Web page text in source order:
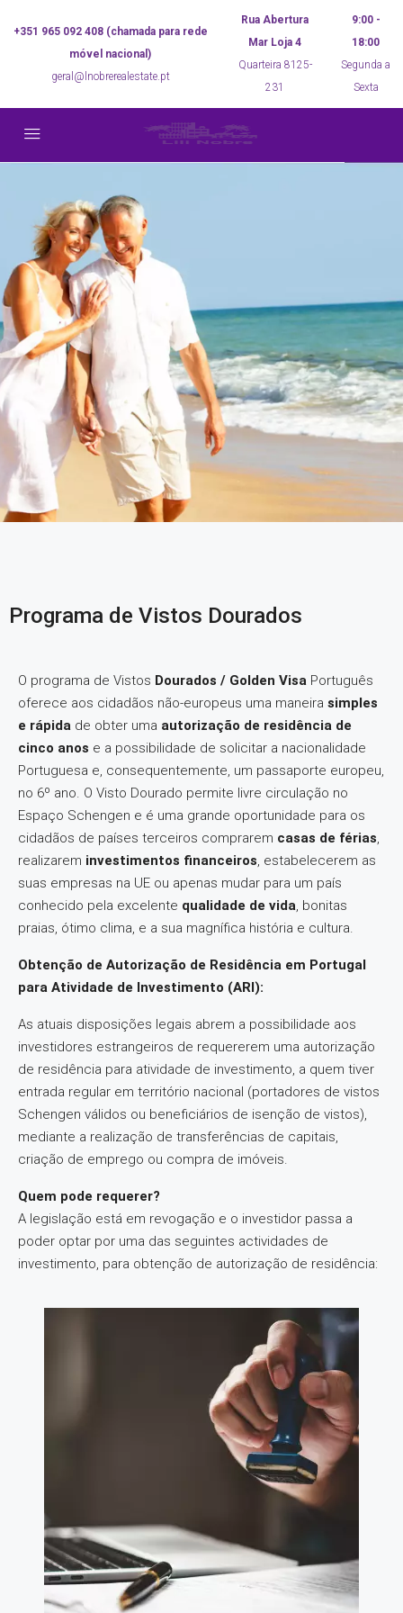
+351 965 092 408 (chamada para rede
móvel nacional)
geral@lnobrerealestate.pt
Rua Abertura
Mar Loja 4
Quarteira 8125-
231
9:00 -
18:00
Segunda a
Sexta
Programa de Vistos Dourados
O programa de Vistos Dourados / Golden Visa Português
oferece aos cidadãos não-europeus uma maneira simples
e rápida de obter uma autorização de residência de
cinco anos e a possibilidade de solicitar a nacionalidade
Portuguesa e, consequentemente, um passaporte europeu,
no 6º ano. O Visto Dourado permite livre circulação no
Espaço Schengen e é uma grande oportunidade para os
cidadãos de países terceiros comprarem casas de férias,
realizarem investimentos financeiros, estabelecerem as
suas empresas na UE ou apenas mudar para um país
conhecido pela excelente qualidade de vida, bonitas
praias, ótimo clima, e a sua magnífica história e cultura.
Obtenção de Autorização de Residência em Portugal
para Atividade de Investimento (ARI):
As atuais disposições legais abrem a possibilidade aos
investidores estrangeiros de requererem uma autorização
de residência para atividade de investimento, a quem tiver
entrada regular em território nacional (portadores de vistos
Schengen válidos ou beneficiários de isenção de vistos),
mediante a realização de transferências de capitais,
criação de emprego ou compra de imóveis.
Quem pode requerer?
A legislação está em revogação e o investidor passa a
poder optar por uma das seguintes actividades de
investimento, para obtenção de autorização de residência: